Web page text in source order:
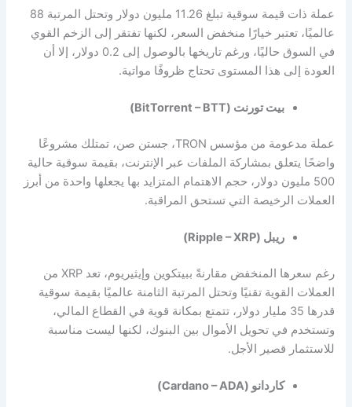
عملة ذات قيمة سوقية تبلغ 11.26 مليون دولار وتحتل المرتبة 88
عالميًا، تعتبر خيارًا منخفض السعر، لكنها تفتقر إلى الزخم القوي
في السوق حاليًا، ورغم تاريخها بالوصول إلى 0.2 دولار، إلا أن
العودة إلى هذا المستوى تحتاج ظروفًا مواتية.
بيت تورنت (BitTorrent – BTT)
عملة مدعومة من مؤسس TRON، جستن صن، تمتلك مشروعًا
واضحًا يتعلق بمشاركة الملفات عبر الإنترنت، بقيمة سوقية حالية
500 مليون دولار، حجم الاهتمام المتزايد بها يجعلها واحدة من أبرز
العملات الرخيصة التي تستحق المراقبة.
ريبل (Ripple – XRP)
رغم سعرها المنخفض مقارنةً ببيتكوين وإيثيريوم، تعد XRP من
العملات القوية تقنيًا وتحتل المرتبة الثامنة عالميًا بقيمة سوقية
قدرها 35 مليار دولار، تتمتع بمكانة قوية في القطاع المالي،
وتستخدم في تحويل الأموال بين البنوك، لكنها ليست مناسبة
للاستثمار قصير الأجل.
كاردانو (Cardano – ADA)